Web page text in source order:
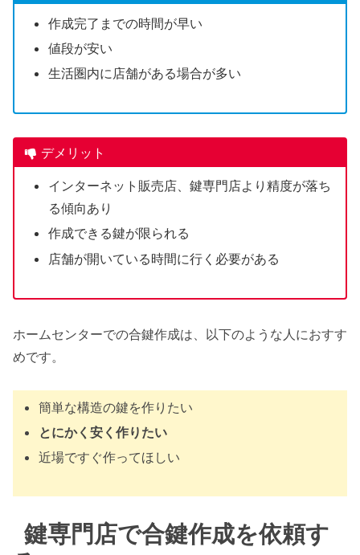
作成完了までの時間が早い
値段が安い
生活圏内に店舗がある場合が多い
デメリット
インターネット販売店、鍵専門店より精度が落ち
る傾向あり
作成できる鍵が限られる
店舗が開いている時間に行く必要がある
ホームセンターでの合鍵作成は、以下のような人におすす
めです。
簡単な構造の鍵を作りたい
とにかく安く作りたい
近場ですぐ作ってほしい
鍵専門店で合鍵作成を依頼す